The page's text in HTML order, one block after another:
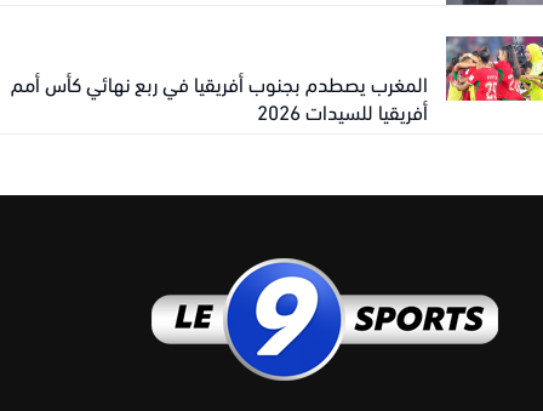
المغرب يصطدم بجنوب أفريقيا في ربع نهائي كأس أمم
أفريقيا للسيدات 2026